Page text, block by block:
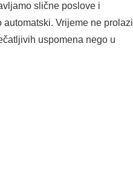
slične poslove i
Vrijeme ne prolazi
uspomena nego u